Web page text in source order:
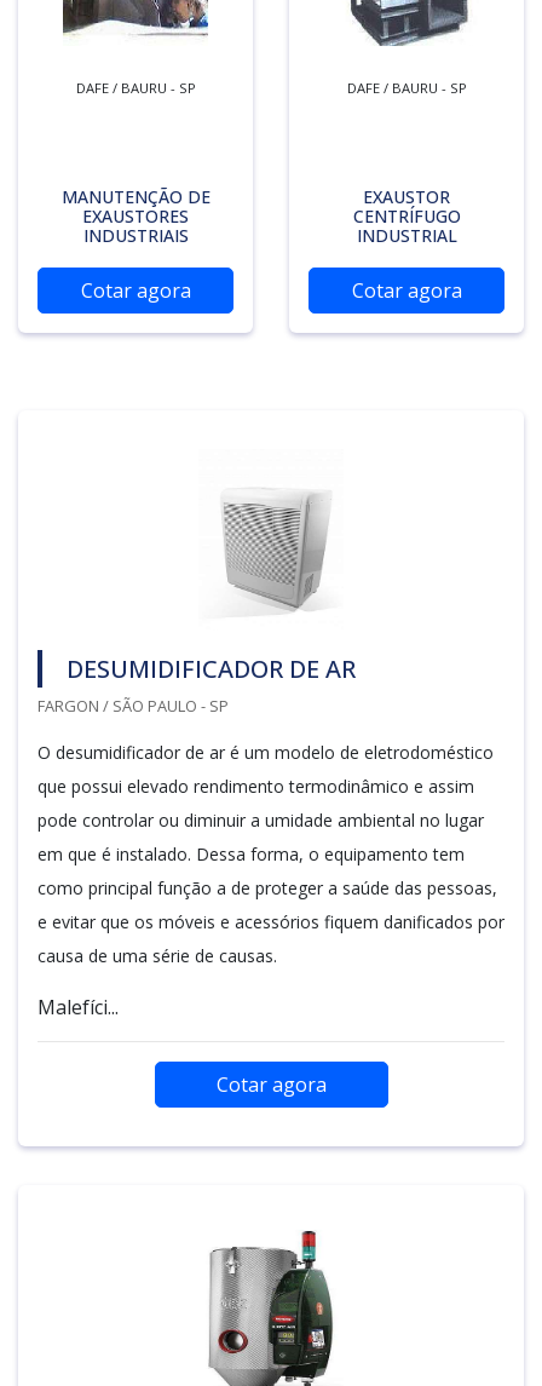
DAFE / BAURU - SP
MANUTENÇÃO DE
EXAUSTORES
INDUSTRIAIS
Cotar agora
DAFE / BAURU - SP
EXAUSTOR
CENTRÍFUGO
INDUSTRIAL
Cotar agora
DESUMIDIFICADOR DE AR
FARGON / SÃO PAULO - SP
O desumidificador de ar é um modelo de eletrodoméstico
que possui elevado rendimento termodinâmico e assim
pode controlar ou diminuir a umidade ambiental no lugar
em que é instalado. Dessa forma, o equipamento tem
como principal função a de proteger a saúde das pessoas,
e evitar que os móveis e acessórios fiquem danificados por
causa de uma série de causas.
Malefíci...
Cotar agora